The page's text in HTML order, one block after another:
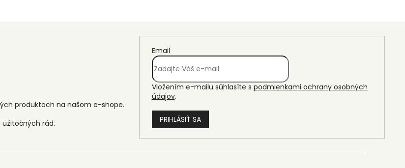
produktoch na našom e-shope.
Email
Vložením e-mailu súhlasíte s podmienkami ochrany osobných
údajov.
PRIHLÁSIŤ SA